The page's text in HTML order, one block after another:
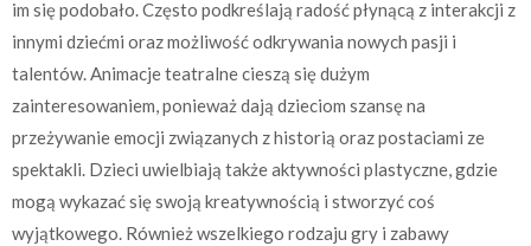
im się podobało. Często podkreślają radość płynącą z interakcji z
innymi dziećmi oraz możliwość odkrywania nowych pasji i
talentów. Animacje teatralne cieszą się dużym
zainteresowaniem, ponieważ dają dzieciom szansę na
przeżywanie emocji związanych z historią oraz postaciami ze
spektakli. Dzieci uwielbiają także aktywności plastyczne, gdzie
mogą wykazać się swoją kreatywnością i stworzyć coś
wyjątkowego. Również wszelkiego rodzaju gry i zabawy